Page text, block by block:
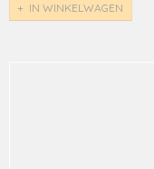
IN WINKELWAGEN